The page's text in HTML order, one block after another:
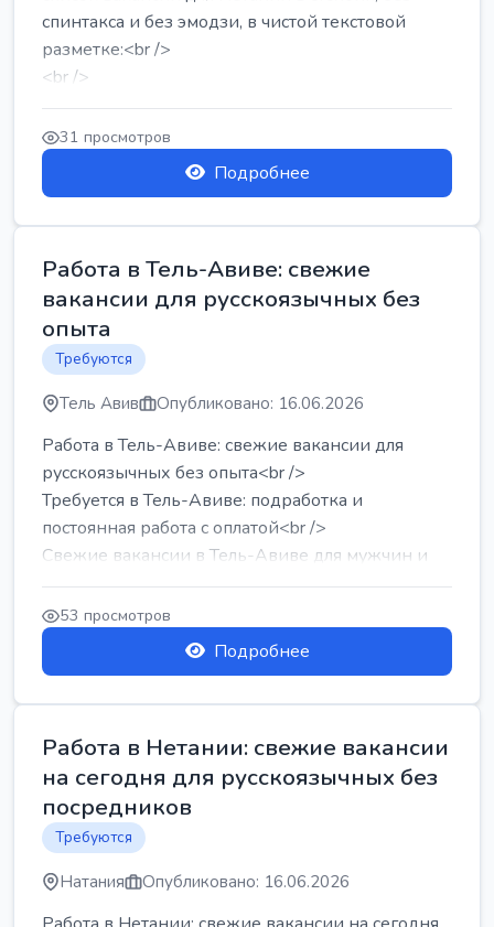
спинтакса и без эмодзи, в чистой текстовой
разметке:<br />
<br />
Работа в Нетании на мебельном производстве:
требу...
31 просмотров
Подробнее
Работа в Тель-Авиве: свежие
вакансии для русскоязычных без
опыта
Требуются
Тель Авив Опубликовано: 16.06.2026
Работа в Тель-Авиве: свежие вакансии для
русскоязычных без опыта<br />
Требуется в Тель-Авиве: подработка и
постоянная работа с оплатой<br />
Свежие вакансии в Тель-Авиве для мужчин и
женщин от хозя...
53 просмотров
Подробнее
Работа в Нетании: свежие вакансии
на сегодня для русскоязычных без
посредников
Требуются
Натания Опубликовано: 16.06.2026